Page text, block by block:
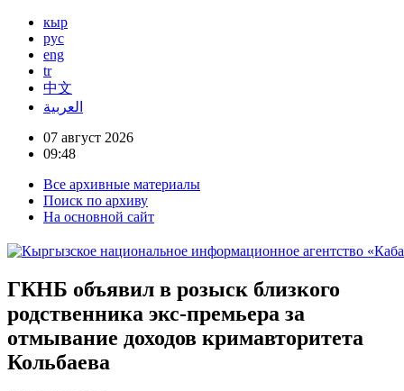
кыр
рус
eng
tr
中文
العربية
07 август 2026
09:48
Все архивные материалы
Поиск по архиву
На основной сайт
ГКНБ объявил в розыск близкого
родственника экс-премьера за
отмывание доходов кримавторитета
Кольбаева